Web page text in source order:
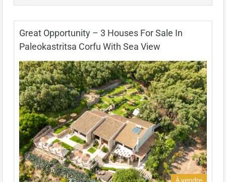
Great Opportunity – 3 Houses For Sale In
Paleokastritsa Corfu With Sea View
À vendre